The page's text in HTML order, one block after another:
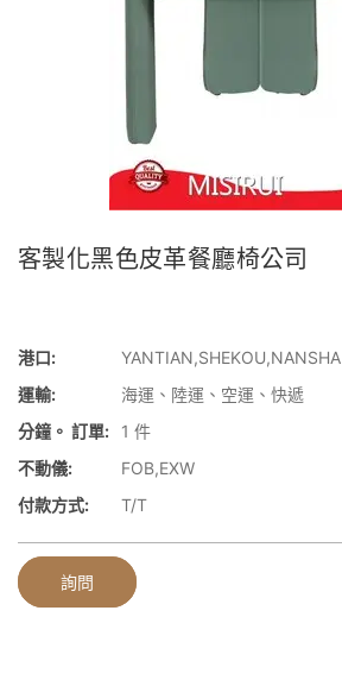
客製化黑色皮革餐廳椅公司
港口:
YANTIAN,SHEKOU,NANSHA
運輸:
海運、陸運、空運、快遞
分鐘。 訂單:
1 件
不動儀:
FOB,EXW
付款方式:
T/T
詢問